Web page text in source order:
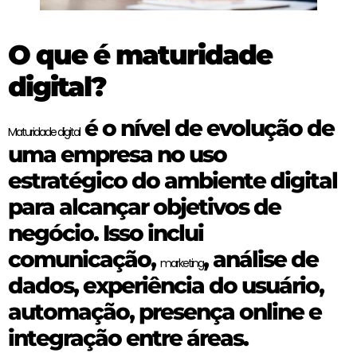
O que é maturidade
digital?
Maturidade digitalé o nível de evolução de
uma empresa no uso
estratégico do ambiente digital
para alcançar objetivos de
negócio. Isso inclui
comunicação, marketing, análise de
dados, experiência do usuário,
automação, presença online e
integração entre áreas.